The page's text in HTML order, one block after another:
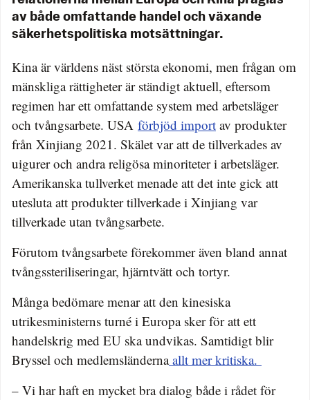
av både omfattande handel och växande
säkerhetspolitiska motsättningar.
Kina är världens näst största ekonomi, men frågan om
mänskliga rättigheter är ständigt aktuell, eftersom
regimen har ett omfattande system med arbetsläger
och tvångsarbete. USA förbjöd import av produkter
från Xinjiang 2021. Skälet var att de tillverkades av
uigurer och andra religösa minoriteter i arbetsläger.
Amerikanska tullverket menade att det inte gick att
utesluta att produkter tillverkade i Xinjiang var
tillverkade utan tvångsarbete.
Förutom tvångsarbete förekommer även bland annat
tvångssteriliseringar, hjärntvätt och tortyr.
Många bedömare menar att den kinesiska
utrikesministerns turné i Europa sker för att ett
handelskrig med EU ska undvikas. Samtidigt blir
Bryssel och medlemsländernaallt mer kritiska.
– Vi har haft en mycket bra dialog både i rådet för